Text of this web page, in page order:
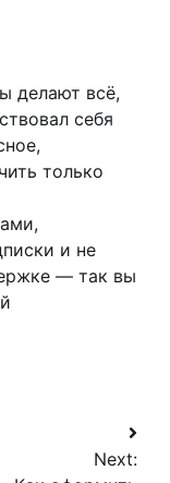
делают всё,
себя
только
и не
— так вы
Next: